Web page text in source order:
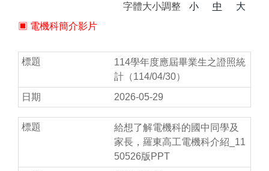
字體大小調整 小 中
大
▣ 電機科簡介影片
114學年度應屆畢業生之證照統
計（114/04/30）
2026-05-29
給想了解電機科的國中同學及
家長，羅東高工電機科介紹_11
50526版PPT